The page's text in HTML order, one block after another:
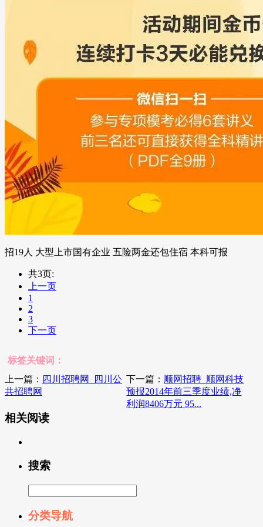
招19人 大型上市国有企业 五险两金还包住宿 本科可报
共3页:
上一页
1
2
3
下一页
标签关键词：
上一篇： 四川招聘网_四川公
共招聘网
下一篇： 顺网招聘_顺网科技
预报2014年前三季度业绩,净
利润8406万元 95...
相关阅读
搜索
分类导航